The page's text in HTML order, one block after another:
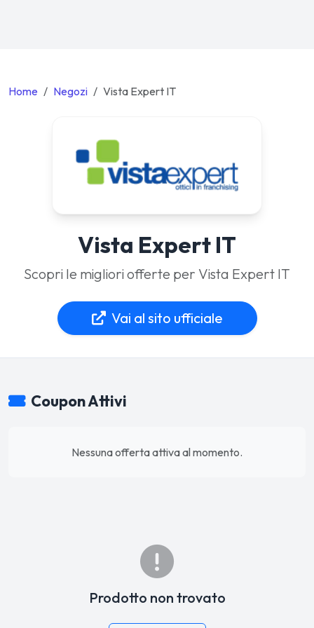
Home Negozi Vista Expert IT
Vista Expert IT
Scopri le migliori offerte per Vista Expert IT
Vai al sito ufficiale
Coupon Attivi
Nessuna offerta attiva al momento.
Prodotto non trovato